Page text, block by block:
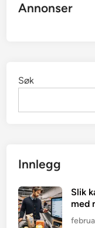
Annonser
Søk
Innlegg
Slik
med